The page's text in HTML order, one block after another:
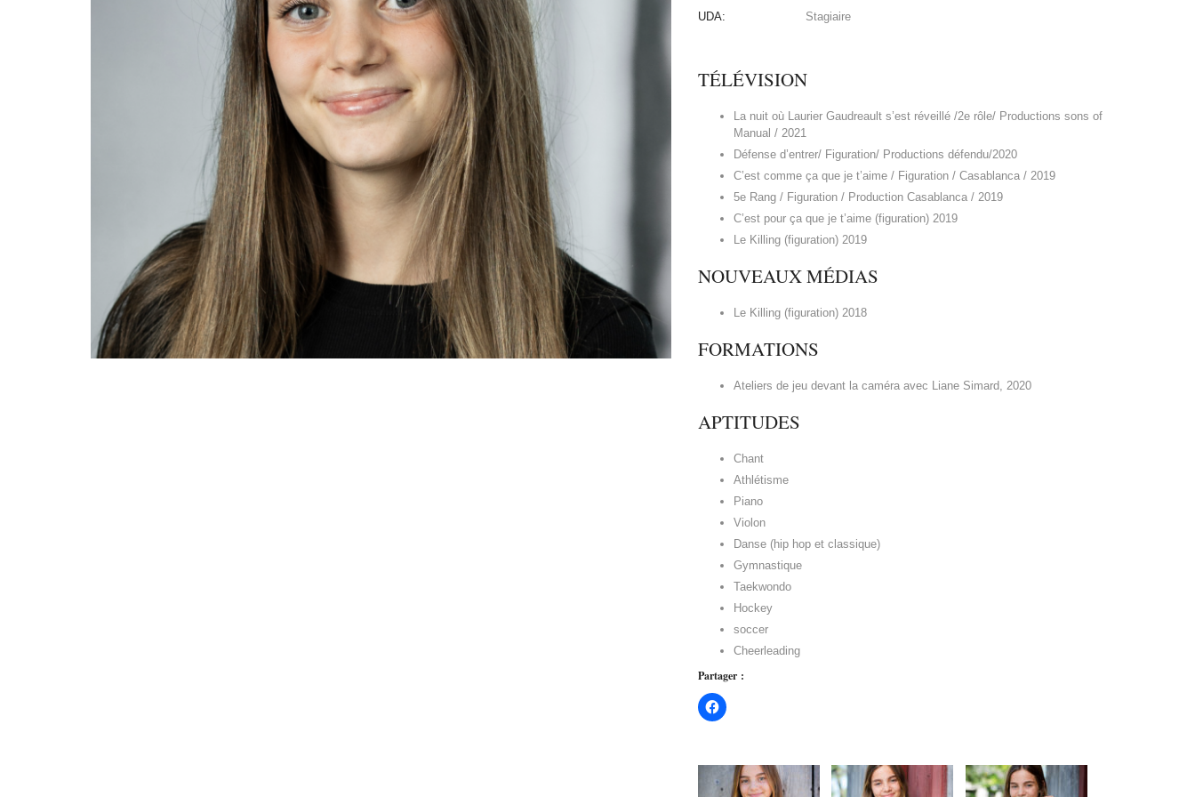
UDA:
Stagiaire
TÉLÉVISION
La nuit où Laurier Gaudreault s’est réveillé /2e rôle/ Productions sons of
Manual / 2021
Défense d’entrer/ Figuration/ Productions défendu/2020
C’est comme ça que je t’aime / Figuration / Casablanca / 2019
5e Rang / Figuration / Production Casablanca / 2019
C’est pour ça que je t’aime (figuration) 2019
Le Killing (figuration) 2019
NOUVEAUX MÉDIAS
Le Killing (figuration) 2018
FORMATIONS
Ateliers de jeu devant la caméra avec Liane Simard, 2020
APTITUDES
Chant
Athlétisme
Piano
Violon
Danse (hip hop et classique)
Gymnastique
Taekwondo
Hockey
soccer
Cheerleading
Partager :